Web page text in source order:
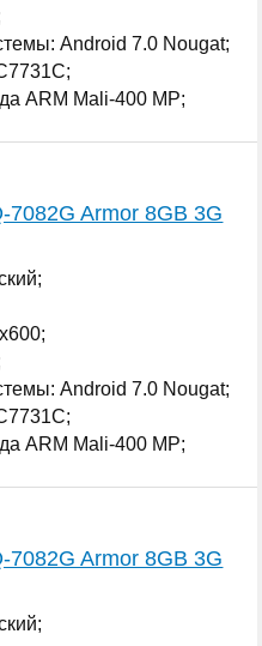
Android 7.0 Nougat;
ARM Mali-400 MP;
Armor 8GB 3G
Android 7.0 Nougat;
ARM Mali-400 MP;
Armor 8GB 3G